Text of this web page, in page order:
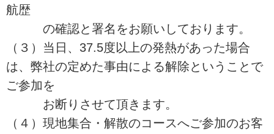
航歴
の確認と署名をお願いしております。
（３）当日、37.5度以上の発熱があった場合
は、弊社の定めた事由による解除ということで
ご参加を
お断りさせて頂きます。
（４）現地集合・解散のコースへご参加のお客